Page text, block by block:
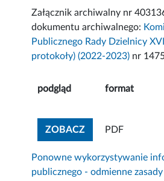
Załącznik archiwalny nr
dokumentu archiwalnego:
Publicznego Rady Dzielnicy
protokoły) (2022-2023) nr
podgląd format
ZOBACZZOBACZ
PDF
Ponowne wykorzystywanie
publicznego - odmienne zasady